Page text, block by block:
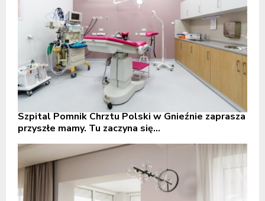
Szpital Pomnik Chrztu Polski w Gnieźnie zaprasza
przyszłe mamy. Tu zaczyna się...